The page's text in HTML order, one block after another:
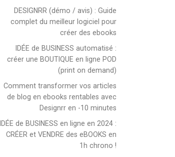
DESIGNRR (démo / avis) : Guide
complet du meilleur logiciel pour
créer des ebooks
IDÉE de BUSINESS automatisé :
créer une BOUTIQUE en ligne POD
(print on demand)
Comment transformer vos articles
de blog en ebooks rentables avec
Designrr en -10 minutes
IDÉE de BUSINESS en ligne en 2024 :
CRÉER et VENDRE des eBOOKS en
1h chrono !